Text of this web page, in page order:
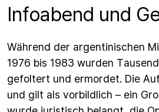
Infoabend und
Während der argentinischen
1976 bis 1983 wurden
gefoltert und ermordet. Die
und gilt als vorbildlich – ein